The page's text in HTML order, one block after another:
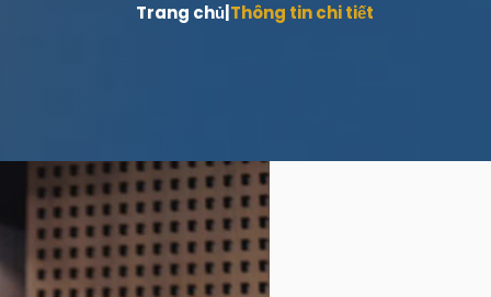
Trang chủ Thông tin chi tiết